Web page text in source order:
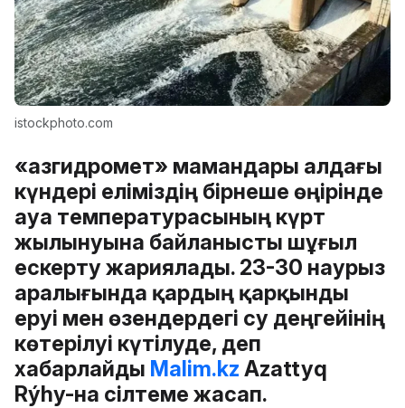
istockphoto.com
«Қазгидромет» мамандары алдағы
күндері еліміздің бірнеше өңірінде
ауа температурасының күрт
жылынуына байланысты шұғыл
ескерту жариялады. 23-30 наурыз
аралығында қардың қарқынды
еруі мен өзендердегі су деңгейінің
көтерілуі күтілуде, деп
хабарлайды Malim.kz Azattyq
Rýhy-на сілтеме жасап.